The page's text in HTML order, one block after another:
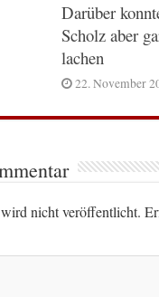
Darüber
Scholz aber
lachen
22. November
nicht veröffentlicht.